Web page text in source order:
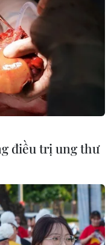
đang chứng kiến số
viện gia tăng do
lây lan nhanh.
điều trị ung thư